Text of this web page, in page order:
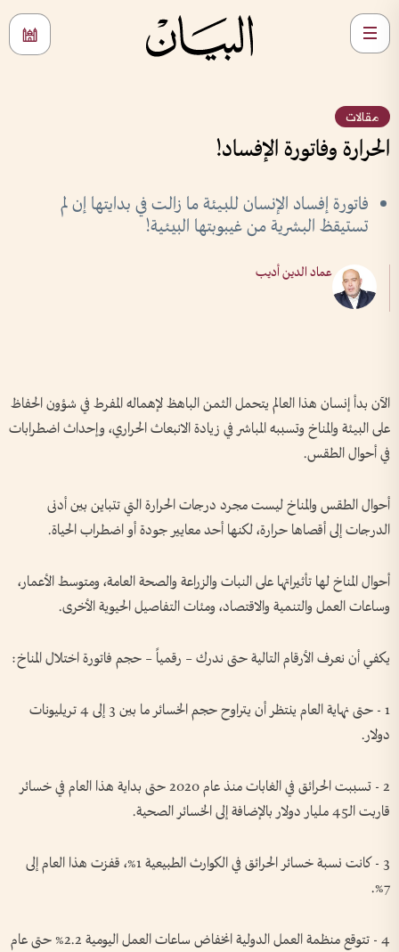
مقالات
الحرارة وفاتورة الإفساد!
فاتورة إفساد الإنسان للبيئة ما زالت في بدايتها إن لم
تستيقظ البشرية من غيبوبتها البيئية!
عماد الدين أديب
الآن بدأ إنسان هذا العالم يتحمل الثمن الباهظ لإهماله المفرط في شؤون الحفاظ
على البيئة والمناخ وتسببه المباشر في زيادة الانبعاث الحراري، وإحداث اضطرابات
في أحوال الطقس.
أحوال الطقس والمناخ ليست مجرد درجات الحرارة التي تتباين بين أدنى
الدرجات إلى أقصاها حرارة، لكنها أحد معايير جودة أو اضطراب الحياة.
أحوال المناخ لها تأثيراتها على النبات والزراعة والصحة العامة، ومتوسط الأعمار،
وساعات العمل والتنمية والاقتصاد، ومئات التفاصيل الحيوية الأخرى.
يكفي أن نعرف الأرقام التالية حتى ندرك – رقمياً – حجم فاتورة اختلال المناخ:
1 - حتى نهاية العام ينتظر أن يتراوح حجم الخسائر ما بين 3 إلى 4 تريليونات
دولار.
2 - تسببت الحرائق في الغابات منذ عام 2020 حتى بداية هذا العام في خسائر
قاربت الـ45 مليار دولار بالإضافة إلى الخسائر الصحية.
3 - كانت نسبة خسائر الحرائق في الكوارث الطبيعية 1%، قفزت هذا العام إلى
7%.
4 - تتوقع منظمة العمل الدولية انخفاض ساعات العمل اليومية 2.2% حتى عام